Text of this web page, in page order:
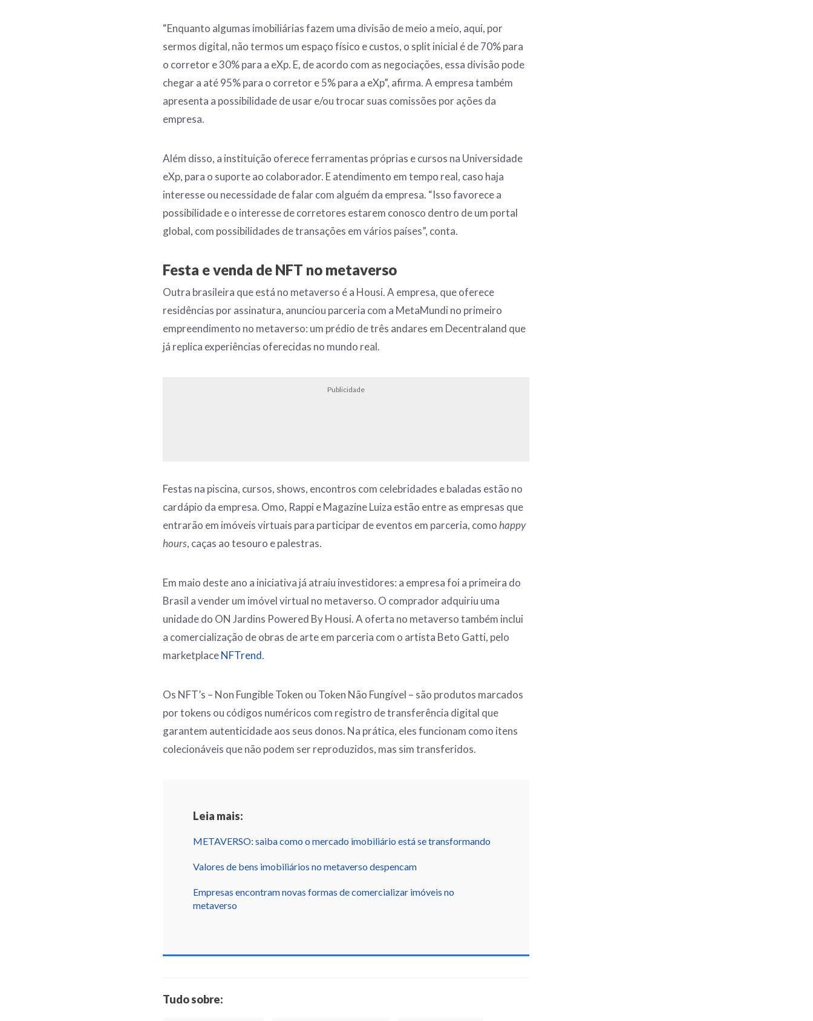
“Enquanto algumas imobiliárias fazem uma divisão de meio a meio, aqui, por
sermos digital, não termos um espaço físico e custos, o split inicial é de 70% para
o corretor e 30% para a eXp. E, de acordo com as negociações, essa divisão pode
chegar a até 95% para o corretor e 5% para a eXp”, afirma. A empresa também
apresenta a possibilidade de usar e/ou trocar suas comissões por ações da
empresa.
Além disso, a instituição oferece ferramentas próprias e cursos na Universidade
eXp, para o suporte ao colaborador. E atendimento em tempo real, caso haja
interesse ou necessidade de falar com alguém da empresa. “Isso favorece a
possibilidade e o interesse de corretores estarem conosco dentro de um portal
global, com possibilidades de transações em vários países”, conta.
Festa e venda de NFT no metaverso
Outra brasileira que está no metaverso é a Housi. A empresa, que oferece
residências por assinatura, anunciou parceria com a MetaMundi no primeiro
empreendimento no metaverso: um prédio de três andares em Decentraland que
já replica experiências oferecidas no mundo real.
Publicidade
Festas na piscina, cursos, shows, encontros com celebridades e baladas estão no
cardápio da empresa. Omo, Rappi e Magazine Luiza estão entre as empresas que
entrarão em imóveis virtuais para participar de eventos em parceria, comohappy
hours, caças ao tesouro e palestras.
Em maio deste ano a iniciativa já atraiu investidores: a empresa foi a primeira do
Brasil a vender um imóvel virtual no metaverso. O comprador adquiriu uma
unidade do ON Jardins Powered By Housi. A oferta no metaverso também inclui
a comercialização de obras de arte em parceria com o artista Beto Gatti, pelo
marketplaceNFTrend.
Os NFT’s – Non Fungible Token ou Token Não Fungível – são produtos marcados
por tokens ou códigos numéricos com registro de transferência digital que
garantem autenticidade aos seus donos. Na prática, eles funcionam como itens
colecionáveis que não podem ser reproduzidos, mas sim transferidos.
Leia mais:
METAVERSO: saiba como o mercado imobiliário está se transformando
Valores de bens imobiliários no metaverso despencam
Empresas encontram novas formas de comercializar imóveis no
metaverso
Tudo sobre: